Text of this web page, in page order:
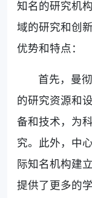
知名的研究机
域的研究和创
优势和特点：
首先，曼
的研究资源和
备和技术，为
究。此外，中
际知名机构建
提供了更多的